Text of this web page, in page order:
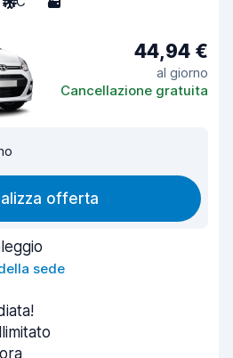
44,94 €
al giorno
Cancellazione gratuita
offerta
sede